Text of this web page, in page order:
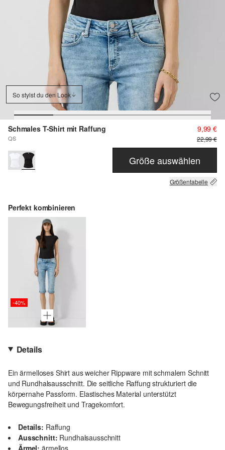
So stylst du den Look
Schmales T-Shirt mit Raffung
QS
9,99 €
22,99 €
Größe auswählen
Größentabelle
Perfekt kombinieren
-40%
Details
Ein ärmelloses Shirt aus weicher Rippware mit schmalem Schnitt
und Rundhalsausschnitt. Die seitliche Raffung strukturiert die
körpernahe Passform. Elastisches Material unterstützt
Bewegungsfreiheit und Tragekomfort.
Details: Raffung
Ausschnitt: Rundhalsausschnitt
Ärmel: ärmellos